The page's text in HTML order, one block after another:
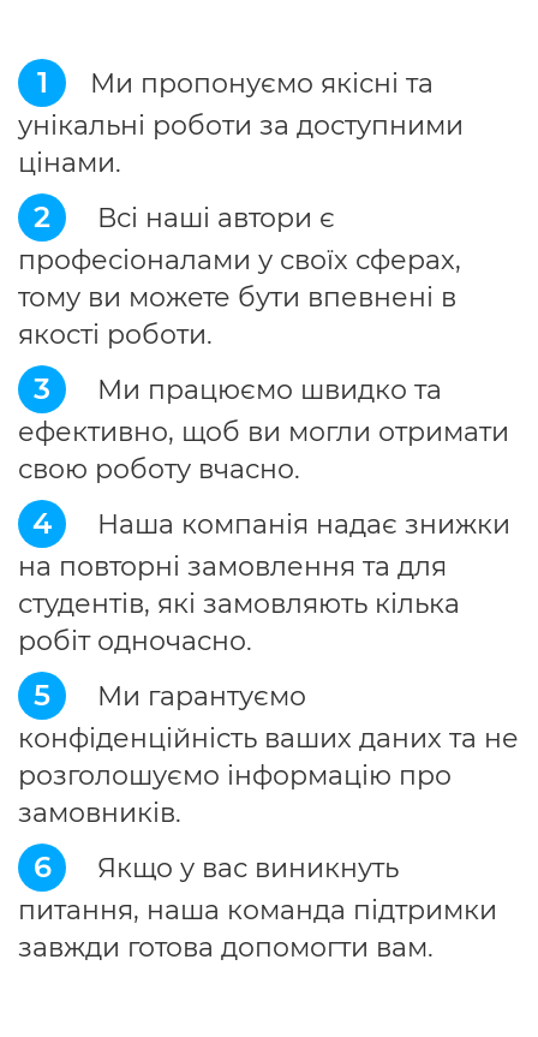
1
Ми пропонуємо якісні та
унікальні роботи за доступними
цінами.
2
Всі наші автори є
професіоналами у своїх сферах,
тому ви можете бути впевнені в
якості роботи.
3
Ми працюємо швидко та
ефективно, щоб ви могли отримати
свою роботу вчасно.
4
Наша компанія надає знижки
на повторні замовлення та для
студентів, які замовляють кілька
робіт одночасно.
5
Ми гарантуємо
конфіденційність ваших даних та не
розголошуємо інформацію про
замовників.
6
Якщо у вас виникнуть
питання, наша команда підтримки
завжди готова допомогти вам.